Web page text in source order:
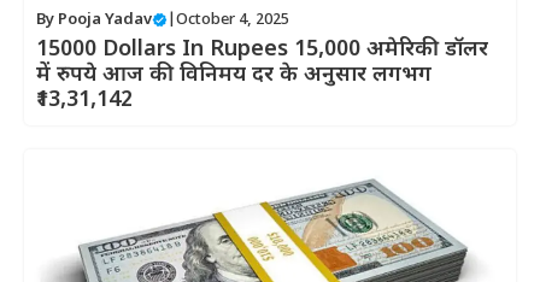
By Pooja Yadav October 4, 2025
15000 Dollars In Rupees 15,000 अमेरिकी डॉलर
में रुपये आज की विनिमय दर के अनुसार लगभग
₹13,31,142